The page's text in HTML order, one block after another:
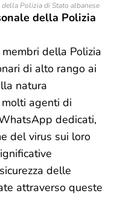
Polizia di Stato albanese
della Polizia
della Polizia
di alto rango ai
natura
agenti di
dedicati,
del virus sui loro
delle
attraverso queste